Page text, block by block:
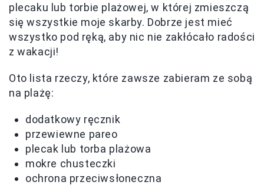
plecaku lub torbie plażowej, w której zmieszczą
się wszystkie moje skarby. Dobrze jest mieć
wszystko pod ręką, aby nic nie zakłócało radości
z wakacji!
Oto lista rzeczy, które zawsze zabieram ze sobą
na plażę:
dodatkowy ręcznik
przewiewne pareo
plecak lub torba plażowa
mokre chusteczki
ochrona przeciwsłoneczna